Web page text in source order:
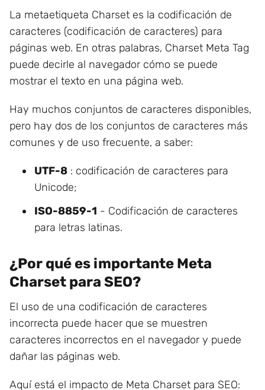
La metaetiqueta Charset es la codificación de
caracteres (codificación de caracteres) para
páginas web. En otras palabras, Charset Meta Tag
puede decirle al navegador cómo se puede
mostrar el texto en una página web.
Hay muchos conjuntos de caracteres disponibles,
pero hay dos de los conjuntos de caracteres más
comunes y de uso frecuente, a saber:
UTF-8 : codificación de caracteres para
Unicode;
ISO-8859-1 - Codificación de caracteres
para letras latinas.
¿Por qué es importante Meta
Charset para SEO?
El uso de una codificación de caracteres
incorrecta puede hacer que se muestren
caracteres incorrectos en el navegador y puede
dañar las páginas web.
Aquí está el impacto de Meta Charset para SEO: